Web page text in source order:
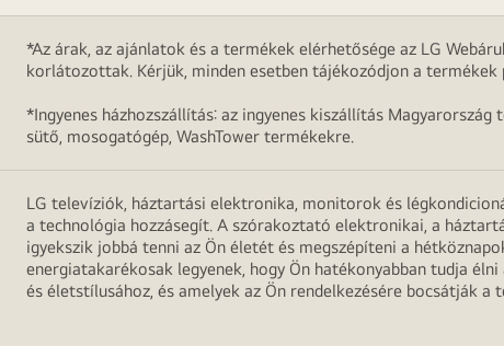
*Az árak, az ajánlatok és a termékek elérhetősége az LG
korlátozottak. Kérjük, minden esetben tájékozódjon a
*Ingyenes házhozszállítás: az ingyenes kiszállítás
sütő, mosogatógép, WashTower termékekre.
LG televíziók, háztartási elektronika, monitorok és
a technológia hozzásegít. A szórakoztató elektronikai, a
igyekszik jobbá tenni az Ön életét és megszépíteni a
energiatakarékosak legyenek, hogy Ön hatékonyabban tudja
és életstílusához, és amelyek az Ön rendelkezésére bocsátják a